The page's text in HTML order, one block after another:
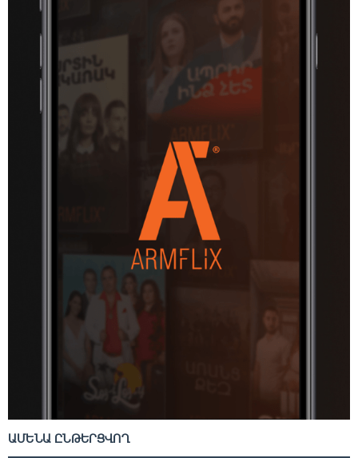
ԱՄԵՆԱ ԸՆԹԵՐՑՎՈՂ